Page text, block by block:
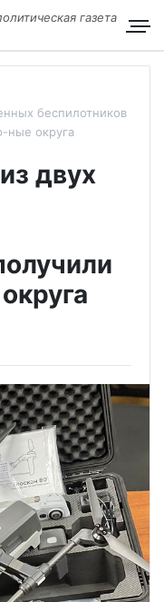
газета
беспилотников
ные округа
двух